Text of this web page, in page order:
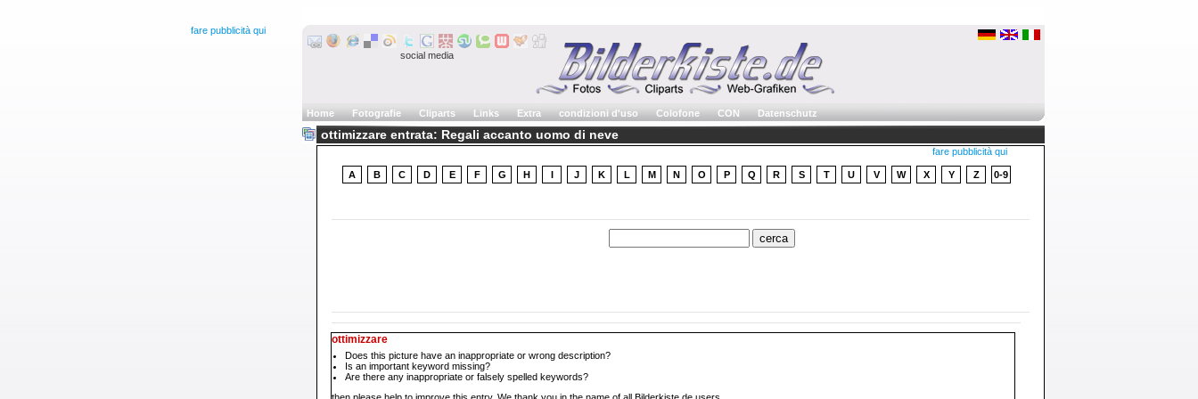
fare pubblicità qui
social media
Home Fotografie Cliparts Links Extra condizioni d'uso Colofone CON Datenschutz
ottimizzare entrata: Regali accanto uomo di neve
fare pubblicità qui
A B C D E F G H I J K L M N O P Q R S T U V W X Y Z 0-9
ottimizzare
Does this picture have an inappropriate or wrong description?
Is an important keyword missing?
Are there any inappropriate or falsely spelled keywords?